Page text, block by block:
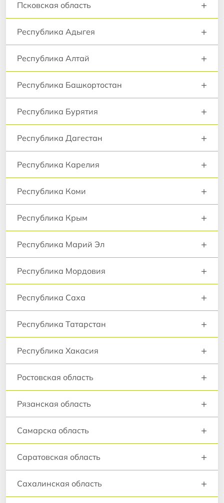
Псковская область +
Республика Адыгея +
Республика Алтай +
Республика Башкортостан +
Республика Бурятия +
Республика Дагестан +
Республика Карелия +
Республика Коми +
Республика Крым +
Республика Марий Эл +
Республика Мордовия +
Республика Саха +
Республика Татарстан +
Республика Хакасия +
Ростовская область +
Рязанская область +
Самарска область +
Саратовская область +
Сахалинская область +